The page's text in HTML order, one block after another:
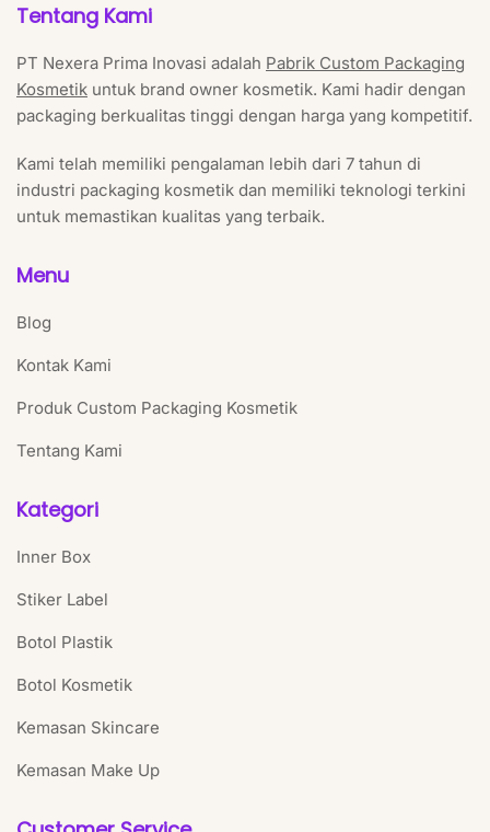
Tentang Kami
PT Nexera Prima Inovasi adalah Pabrik Custom Packaging
Kosmetik untuk brand owner kosmetik. Kami hadir dengan
packaging berkualitas tinggi dengan harga yang kompetitif.
Kami telah memiliki pengalaman lebih dari 7 tahun di
industri packaging kosmetik dan memiliki teknologi terkini
untuk memastikan kualitas yang terbaik.
Menu
Blog
Kontak Kami
Produk Custom Packaging Kosmetik
Tentang Kami
Kategori
Inner Box
Stiker Label
Botol Plastik
Botol Kosmetik
Kemasan Skincare
Kemasan Make Up